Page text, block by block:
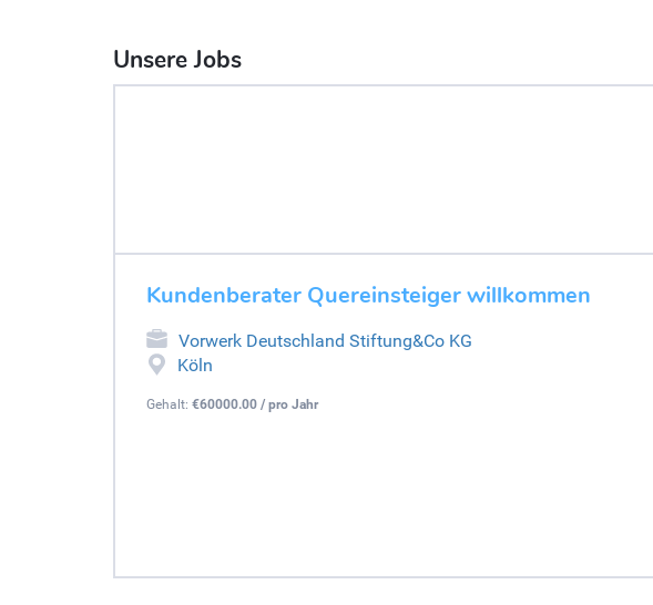
Unsere Jobs
Kundenberater Quereinsteiger willkommen
Vorwerk Deutschland Stiftung&Co KG
Köln
Gehalt: €60000.00 / pro Jahr